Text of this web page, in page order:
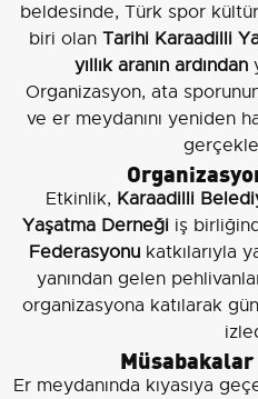
beldesinde, Türk spor
biri olan Tarihi Karaadilli
yıllık aranın ardından
Organizasyon, ata
ve er meydanını yeniden
Etkinlik, Karaadilli
Yaşatma Derneğiiş
Federasyonu katkılarıyla
yanından gelen
organizasyona katılarak
Er meydanında kıyasıya